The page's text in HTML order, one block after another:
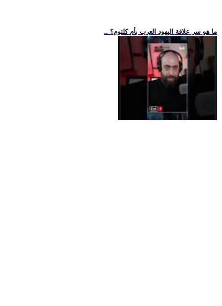
.. ما هو سر علاقة اليهود العرب بأم كلثوم؟